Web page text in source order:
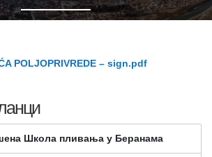
POLJOPRIVREDE – sign.pdf
Школа пливања у Беранама